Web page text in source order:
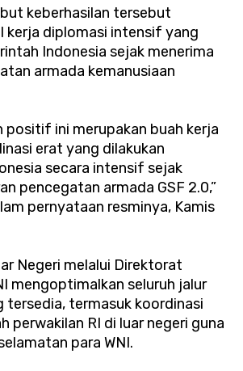
keberhasilan tersebut
kerja diplomasi intensif yang
Indonesia sejak menerima
armada kemanusiaan
positif ini merupakan buah kerja
erat yang dilakukan
secara intensif sejak
pencegatan armada GSF 2.0,”
pernyataan resminya, Kamis
Negeri melalui Direktorat
mengoptimalkan seluruh jalur
tersedia, termasuk koordinasi
perwakilan RI di luar negeri guna
para WNI.